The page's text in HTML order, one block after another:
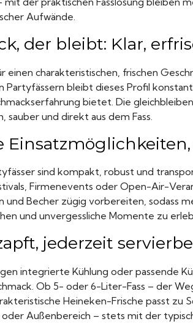
Aufwände.
der bleibt: Klar,
einen charakteristischen, frischen
Partyfässern bleibt dieses Profil
bietet. Die
sauber und direkt aus dem Fass.
sind kompakt, robust und
Firmenevents oder Open-Air-
und Becher zügig vorbereiten, sodass
und unvergessliche Momente zu
jederzeit
integrierte Kühlung oder passende
Ob 5- oder 6-Liter-Fass – der
Heineken-Frische passt zu
oder Außenbereich – stets mit der